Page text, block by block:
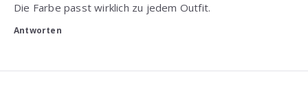
Die Farbe passt wirklich zu jedem Outfit.
Antworten